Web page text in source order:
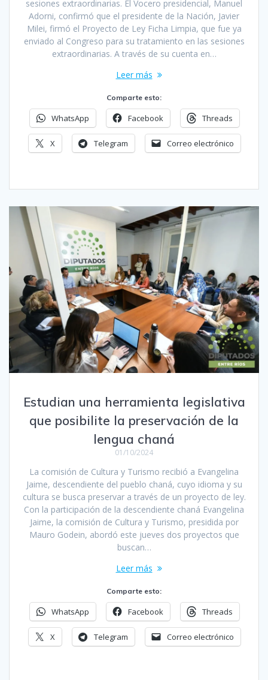
sesiones extraordinarias. El Vocero presidencial, Manuel
Adorni, confirmó que el presidente de la Nación, Javier
Milei, firmó el Proyecto de Ley Ficha Limpia, que fue ya
enviado al Congreso para su tratamiento en las sesiones
extraordinarias. A través de su cuenta en…
Leer más
Comparte esto:
WhatsApp Facebook Threads
X Telegram Correo electrónico
Estudian una herramienta legislativa
que posibilite la preservación de la
lengua chaná
01/10/2024
La comisión de Cultura y Turismo recibió a Evangelina
Jaime, descendiente del pueblo chaná, cuyo idioma y su
cultura se busca preservar a través de un proyecto de ley.
Con la participación de la descendiente chaná Evangelina
Jaime, la comisión de Cultura y Turismo, presidida por
Mauro Godein, abordó este jueves dos proyectos que
buscan…
Leer más
Comparte esto:
WhatsApp Facebook Threads
X Telegram Correo electrónico